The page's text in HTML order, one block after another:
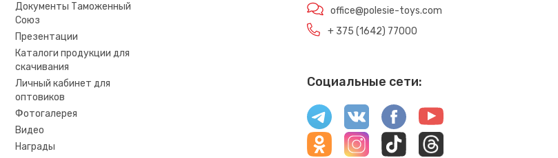
Документы Таможенный
Союз
Презентации
Каталоги продукции для
скачивания
Личный кабинет для
оптовиков
Фотогалерея
Видео
Награды
office@polesie-toys.com
+ 375 (1642) 77000
Социальные сети: